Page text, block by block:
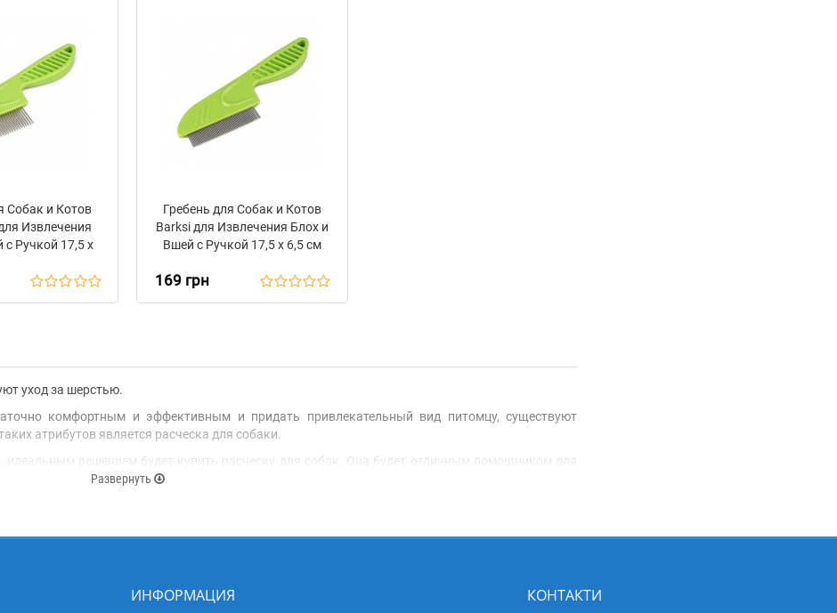
Собак и Котов
Извлечения
с Ручкой 17,5 х
Гребень для Собак и Котов
Barksi для Извлечения Блох и
Вшей с Ручкой 17,5 х 6,5 см
169 грн
уход за шерстью.
комфортным и эффективным и придать привлекательный вид питомцу, существуют
атрибутов является расческа для собаки.
идеальным решением будет купить расческу для собак. Она будет отличным помощником для
сбережет ваше время и деньги на походы в специальные салоны.
выскальзывание аксессуара с руки, во время вычесывания.
Развернуть
ИНФОРМАЦИЯ КОНТАКТИ